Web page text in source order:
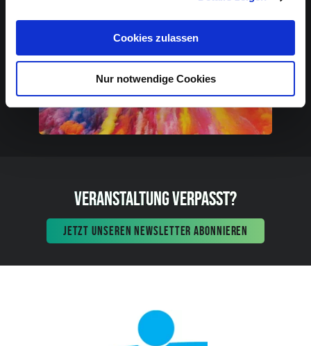
Cookies zulassen
Nur notwendige Cookies
VERANSTALTUNG VERPASST?
JETZT UNSEREN NEWSLETTER ABONNIEREN